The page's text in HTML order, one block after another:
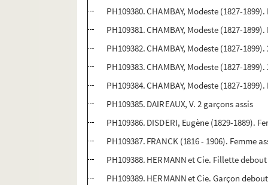
PH109380. CHAMBAY, Modeste (1827-
PH109381. CHAMBAY, Modeste (1827-
PH109382. CHAMBAY, Modeste (1827-
PH109383. CHAMBAY, Modeste (1827-
PH109384. CHAMBAY, Modeste (1827-
PH109385. DAIREAUX, V. 2 garçons assis
PH109386. DISDERI, Eugène (1829-1889).
PH109387. FRANCK (1816 - 1906). Femme
PH109388. HERMANN et Cie. Fillette
PH109389. HERMANN et Cie. Garçon